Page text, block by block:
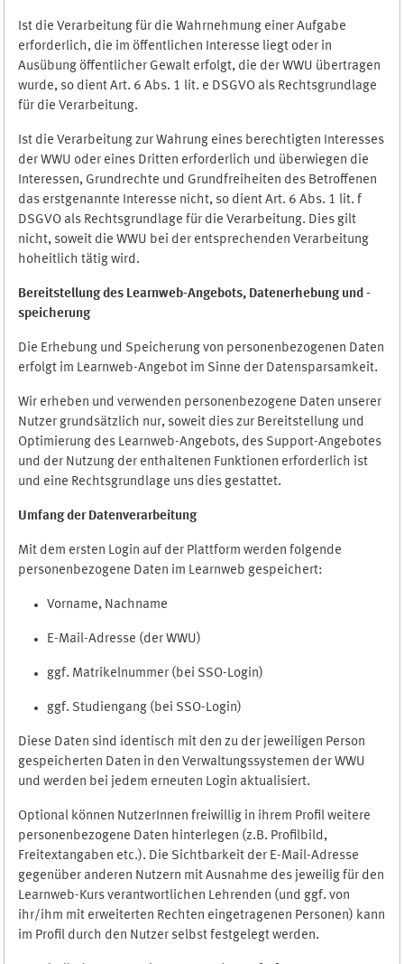
Ist die Verarbeitung für die Wahrnehmung einer Aufgabe
erforderlich, die im öffentlichen Interesse liegt oder in
Ausübung öffentlicher Gewalt erfolgt, die der WWU übertragen
wurde, so dient Art. 6 Abs. 1 lit. e DSGVO als Rechtsgrundlage
für die Verarbeitung.
Ist die Verarbeitung zur Wahrung eines berechtigten Interesses
der WWU oder eines Dritten erforderlich und überwiegen die
Interessen, Grundrechte und Grundfreiheiten des Betroffenen
das erstgenannte Interesse nicht, so dient Art. 6 Abs. 1 lit. f
DSGVO als Rechtsgrundlage für die Verarbeitung. Dies gilt
nicht, soweit die WWU bei der entsprechenden Verarbeitung
hoheitlich tätig wird.
Bereitstellung des Learnweb-Angebots, Datenerhebung und -
speicherung
Die Erhebung und Speicherung von personenbezogenen Daten
erfolgt im Learnweb-Angebot im Sinne der Datensparsamkeit.
Wir erheben und verwenden personenbezogene Daten unserer
Nutzer grundsätzlich nur, soweit dies zur Bereitstellung und
Optimierung des Learnweb-Angebots, des Support-Angebotes
und der Nutzung der enthaltenen Funktionen erforderlich ist
und eine Rechtsgrundlage uns dies gestattet.
Umfang der Datenverarbeitung
Mit dem ersten Login auf der Plattform werden folgende
personenbezogene Daten im Learnweb gespeichert:
Vorname, Nachname
E-Mail-Adresse (der WWU)
ggf. Matrikelnummer (bei SSO-Login)
ggf. Studiengang (bei SSO-Login)
Diese Daten sind identisch mit den zu der jeweiligen Person
gespeicherten Daten in den Verwaltungssystemen der WWU
und werden bei jedem erneuten Login aktualisiert.
Optional können NutzerInnen freiwillig in ihrem Profil weitere
personenbezogene Daten hinterlegen (z.B. Profilbild,
Freitextangaben etc.). Die Sichtbarkeit der E-Mail-Adresse
gegenüber anderen Nutzern mit Ausnahme des jeweilig für den
Learnweb-Kurs verantwortlichen Lehrenden (und ggf. von
ihr/ihm mit erweiterten Rechten eingetragenen Personen) kann
im Profil durch den Nutzer selbst festgelegt werden.